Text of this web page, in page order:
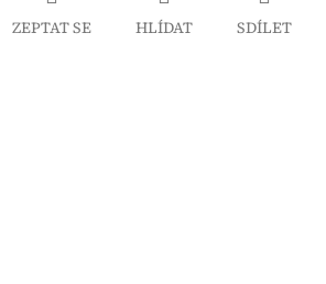
ZEPTAT SE HLÍDAT SDÍLET